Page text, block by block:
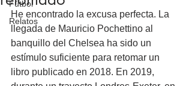
Fútbol
Relatos
He encontrado la excusa perfecta. La
llegada de Mauricio Pochettino al
banquillo del Chelsea ha sido un
estímulo suficiente para retomar un
libro publicado en 2018. En 2019,